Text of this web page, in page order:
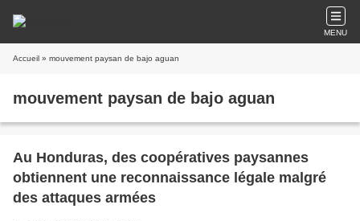
MENU
Accueil » mouvement paysan de bajo aguan
mouvement paysan de bajo aguan
Au Honduras, des coopératives paysannes
obtiennent une reconnaissance légale malgré
des attaques armées